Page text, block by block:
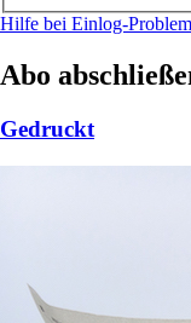
Hilfe bei Einlog-
Abo
Gedruckt